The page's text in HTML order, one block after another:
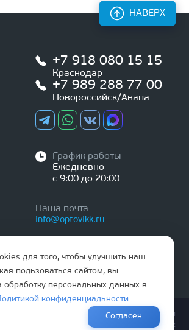
+7 918 080 15 15
Краснодар
+7 989 288 77 00
Новороссийск/Анапа
График работы
Ежедневно
с 9:00 до 20:00
Наша почта
info@optovikk.ru
НАВЕРХ
эксплутации входных и межкомнатных дверей
Политика обработки персональных данных
для того, чтобы улучшить наш
пользоваться сайтом, вы
обработку персональных данных в
Политикой конфиденциальности.
Согласен